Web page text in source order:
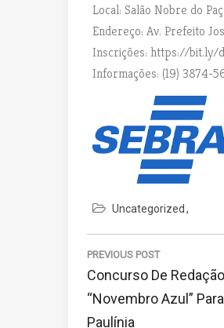
Local: Salão Nobre do
Endereço: Av. Prefeito
Inscrições: https://bit.ly/
Informações: (19) 3874-
Uncategorized
N
a
v
e
PREVIOUS POST
P
R
E
Concurso De
“Novembro Azul”
Paulínia